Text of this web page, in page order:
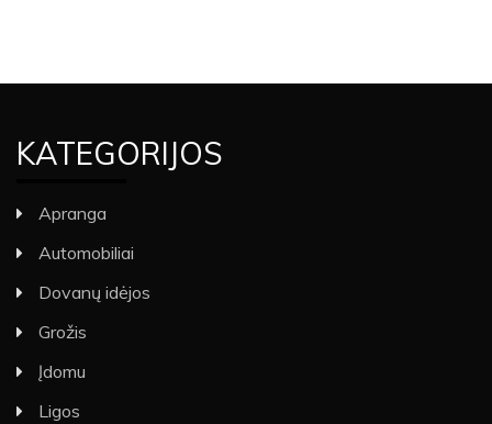
KATEGORIJOS
Apranga
Automobiliai
Dovanų idėjos
Grožis
Įdomu
Ligos